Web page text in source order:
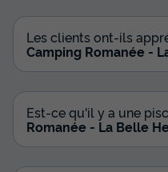
Les clients ont-ils
Camping Romanée -
Est-ce qu'il y a une
Romanée - La Belle